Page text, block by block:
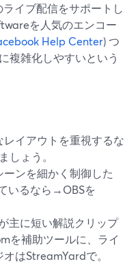
イブ配信をサポートし
を人気のエンコー
Help Center) つ
複雑化しやすいという
イアウトを重視するな
ょう。
ンを細かく制御した
いるなら→OBSを
主に短い解説クリップ
を補助ツールに、ライ
はStreamYardで。